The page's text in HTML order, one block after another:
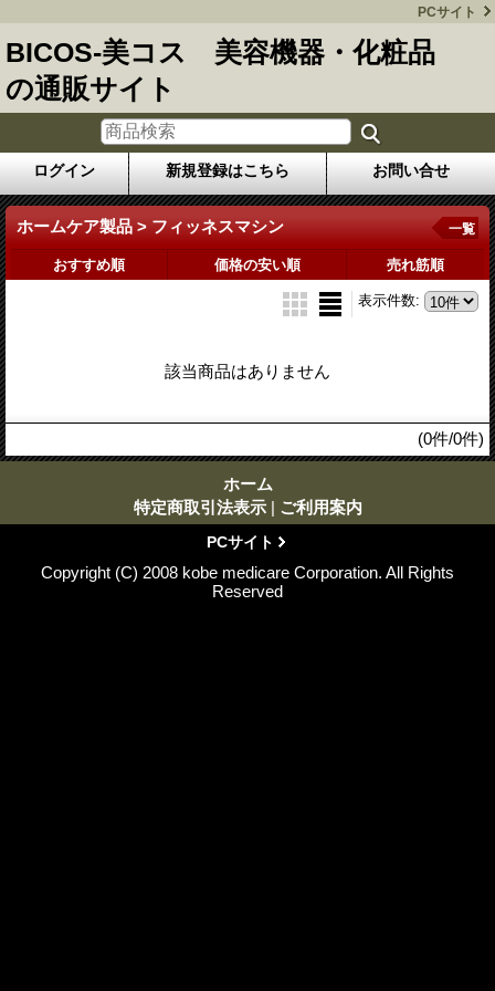
PCサイト
BICOS-美コス 美容機器・化粧品
の通販サイト
ログイン 新規登録はこちら お問い合せ
ホームケア製品 > フィッネスマシン 一覧
おすすめ順 価格の安い順 売れ筋順
表示件数:
該当商品はありません
(0件/0件)
ホーム
特定商取引法表示 | ご利用案内
PCサイト
Copyright (C) 2008 kobe medicare Corporation. All Rights
Reserved